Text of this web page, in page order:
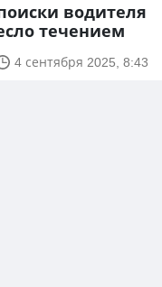
водителя
течением
4 сентября 2025, 8:43